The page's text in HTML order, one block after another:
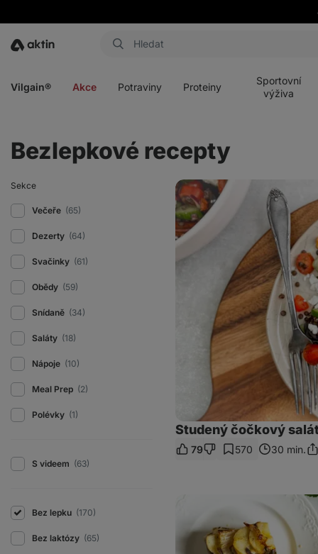
Aktin
Vilgain® Akce Potraviny Proteiny
Sportovní
výživa
Bezlepkové recepty
Sekce
Večeře (65)
Dezerty (64)
Svačinky (61)
Obědy (59)
Snídaně (34)
Saláty (18)
Nápoje (10)
Meal Prep (2)
Polévky (1)
S videem (63)
Bez lepku (170)
Bez laktózy (65)
Studený
čočkový
salát
s
fetou
Studený čočkový
79 570 30 min.
syrových